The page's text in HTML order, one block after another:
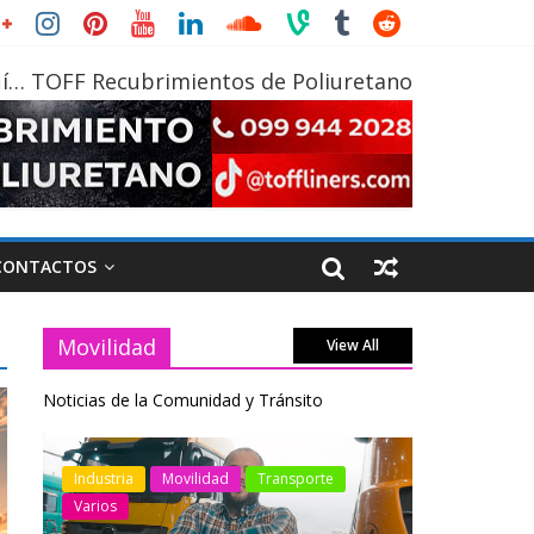
TOFF Recubrimientos de Poliuretano
Movilidad View All
Noticias de la Comunidad y Tránsito
Industria Movilidad
Transporte
Varios